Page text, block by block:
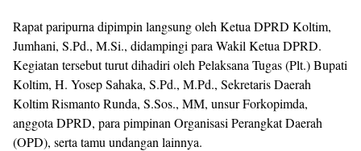
Rapat paripurna dipimpin langsung oleh Ketua DPRD Koltim,
Jumhani, S.Pd., M.Si., didampingi para Wakil Ketua DPRD.
Kegiatan tersebut turut dihadiri oleh Pelaksana Tugas (Plt.) Bupati
Koltim, H. Yosep Sahaka, S.Pd., M.Pd., Sekretaris Daerah
Koltim Rismanto Runda, S.Sos., MM, unsur Forkopimda,
anggota DPRD, para pimpinan Organisasi Perangkat Daerah
(OPD), serta tamu undangan lainnya.